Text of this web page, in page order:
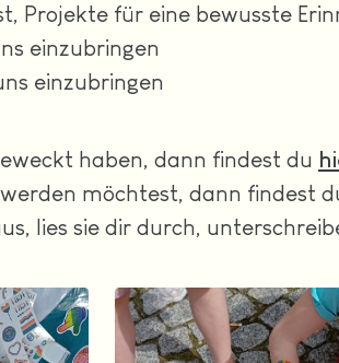
Projekte für eine bewusste
einzubringen
einzubringen
haben, dann findest du
möchtest, dann findest
lies sie dir durch,